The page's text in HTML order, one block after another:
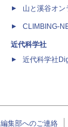
山と溪谷オン
CLIMBING-
近代科学社
近代科学社
編集部へのご連絡